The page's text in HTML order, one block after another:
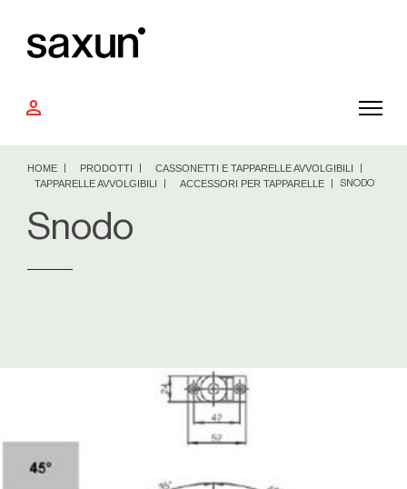
person
HOME PRODOTTI
CASSONETTI E TAPPARELLE AVVOLGIBILI
TAPPARELLE AVVOLGIBILI
ACCESSORI PER TAPPARELLE SNODO
Snodo